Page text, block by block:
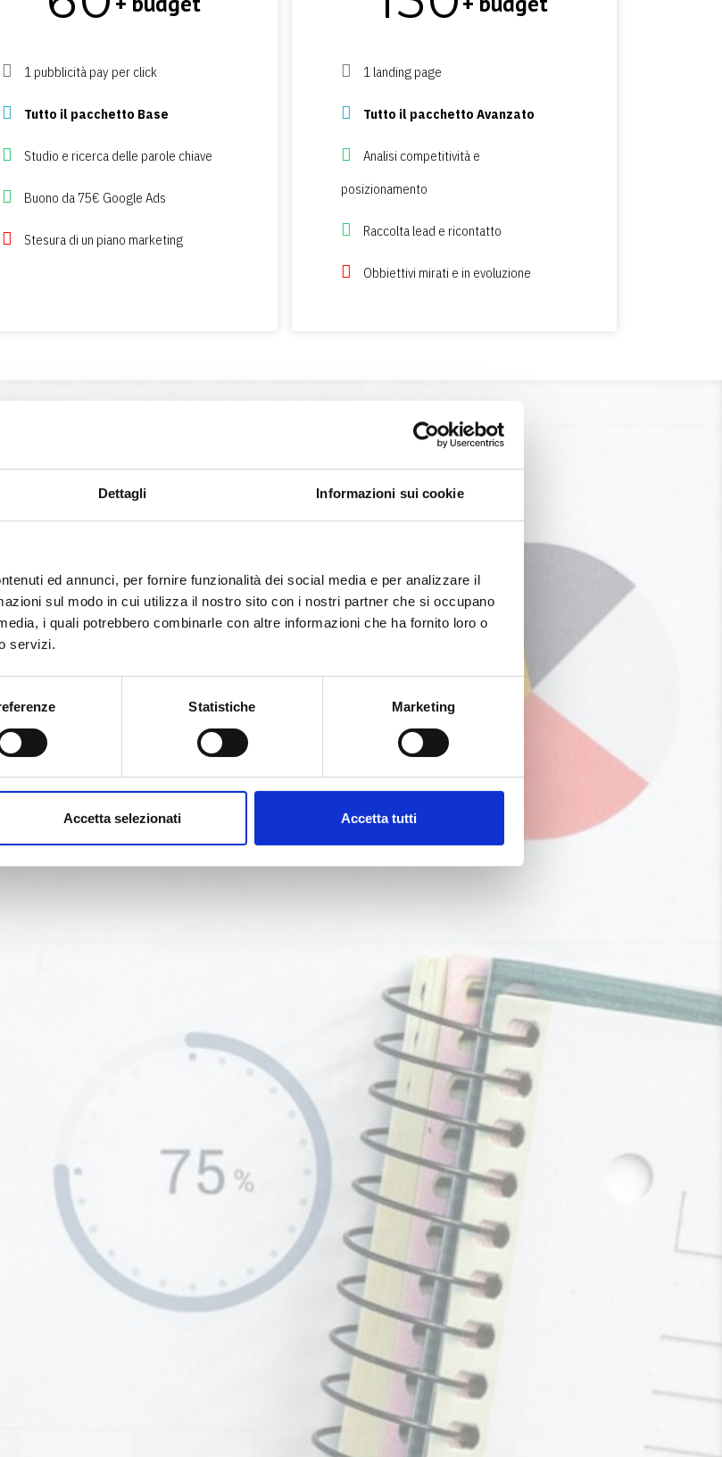
Dettagli Informazioni sui cookie
ed annunci, per fornire funzionalità dei social media e per analizzare il
sul modo in cui utilizza il nostro sito con i nostri partner che si occupano
i quali potrebbero combinarle con altre informazioni che ha fornito loro o
servizi.
Statistiche Marketing
Accetta selezionati Accetta tutti
1 pubblicità pay per click
Tutto il pacchetto Base
Studio e ricerca delle parole chiave
Buono da 75€ Google Ads
Stesura di un piano marketing
1 landing page
Tutto il pacchetto Avanzato
Analisi competitività e
posizionamento
Raccolta lead e ricontatto
Obbiettivi mirati e in evoluzione
Almeno 1 landing page, fino a 2 altre
Tutto il piano mensile Avanzato
Analisi competitività e posizionamento
Obbiettivi mirati e in evoluzione